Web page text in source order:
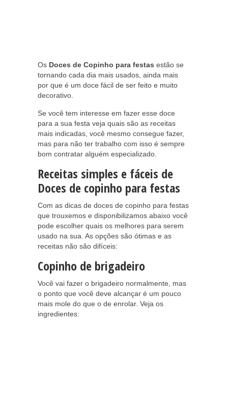
Os Doces de Copinho para festas estão se
tornando cada dia mais usados, ainda mais
por que é um doce fácil de ser feito e muito
decorativo.
Se você tem interesse em fazer esse doce
para a sua festa veja quais são as receitas
mais indicadas, você mesmo consegue fazer,
mas para não ter trabalho com isso é sempre
bom contratar alguém especializado.
Receitas simples e fáceis de
Doces de copinho para festas
Com as dicas de doces de copinho para festas
que trouxemos e disponibilizamos abaixo você
pode escolher quais os melhores para serem
usado na sua. As opções são ótimas e as
receitas não são difíceis:
Copinho de brigadeiro
Você vai fazer o brigadeiro normalmente, mas
o ponto que você deve alcançar é um pouco
mais mole do que o de enrolar. Veja os
ingredientes: